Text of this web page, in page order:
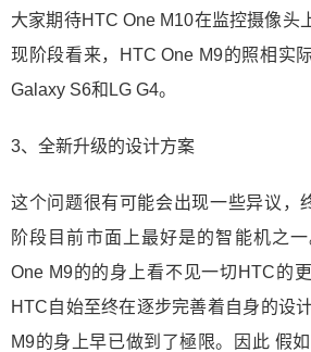
大家期待HTC One M10在监控摄像头
现阶段看来，HTC One M9的照相实
Galaxy S6和LG G4。
3、全新升级的设计方案
这个问题很有可能会出现一些异议，
阶段目前市面上最好是的智能机之
One M9的的身上看不见一切HTC的
HTC自始至终在逐步完善着自身的设
M9的身上早已做到了極限。因此 假